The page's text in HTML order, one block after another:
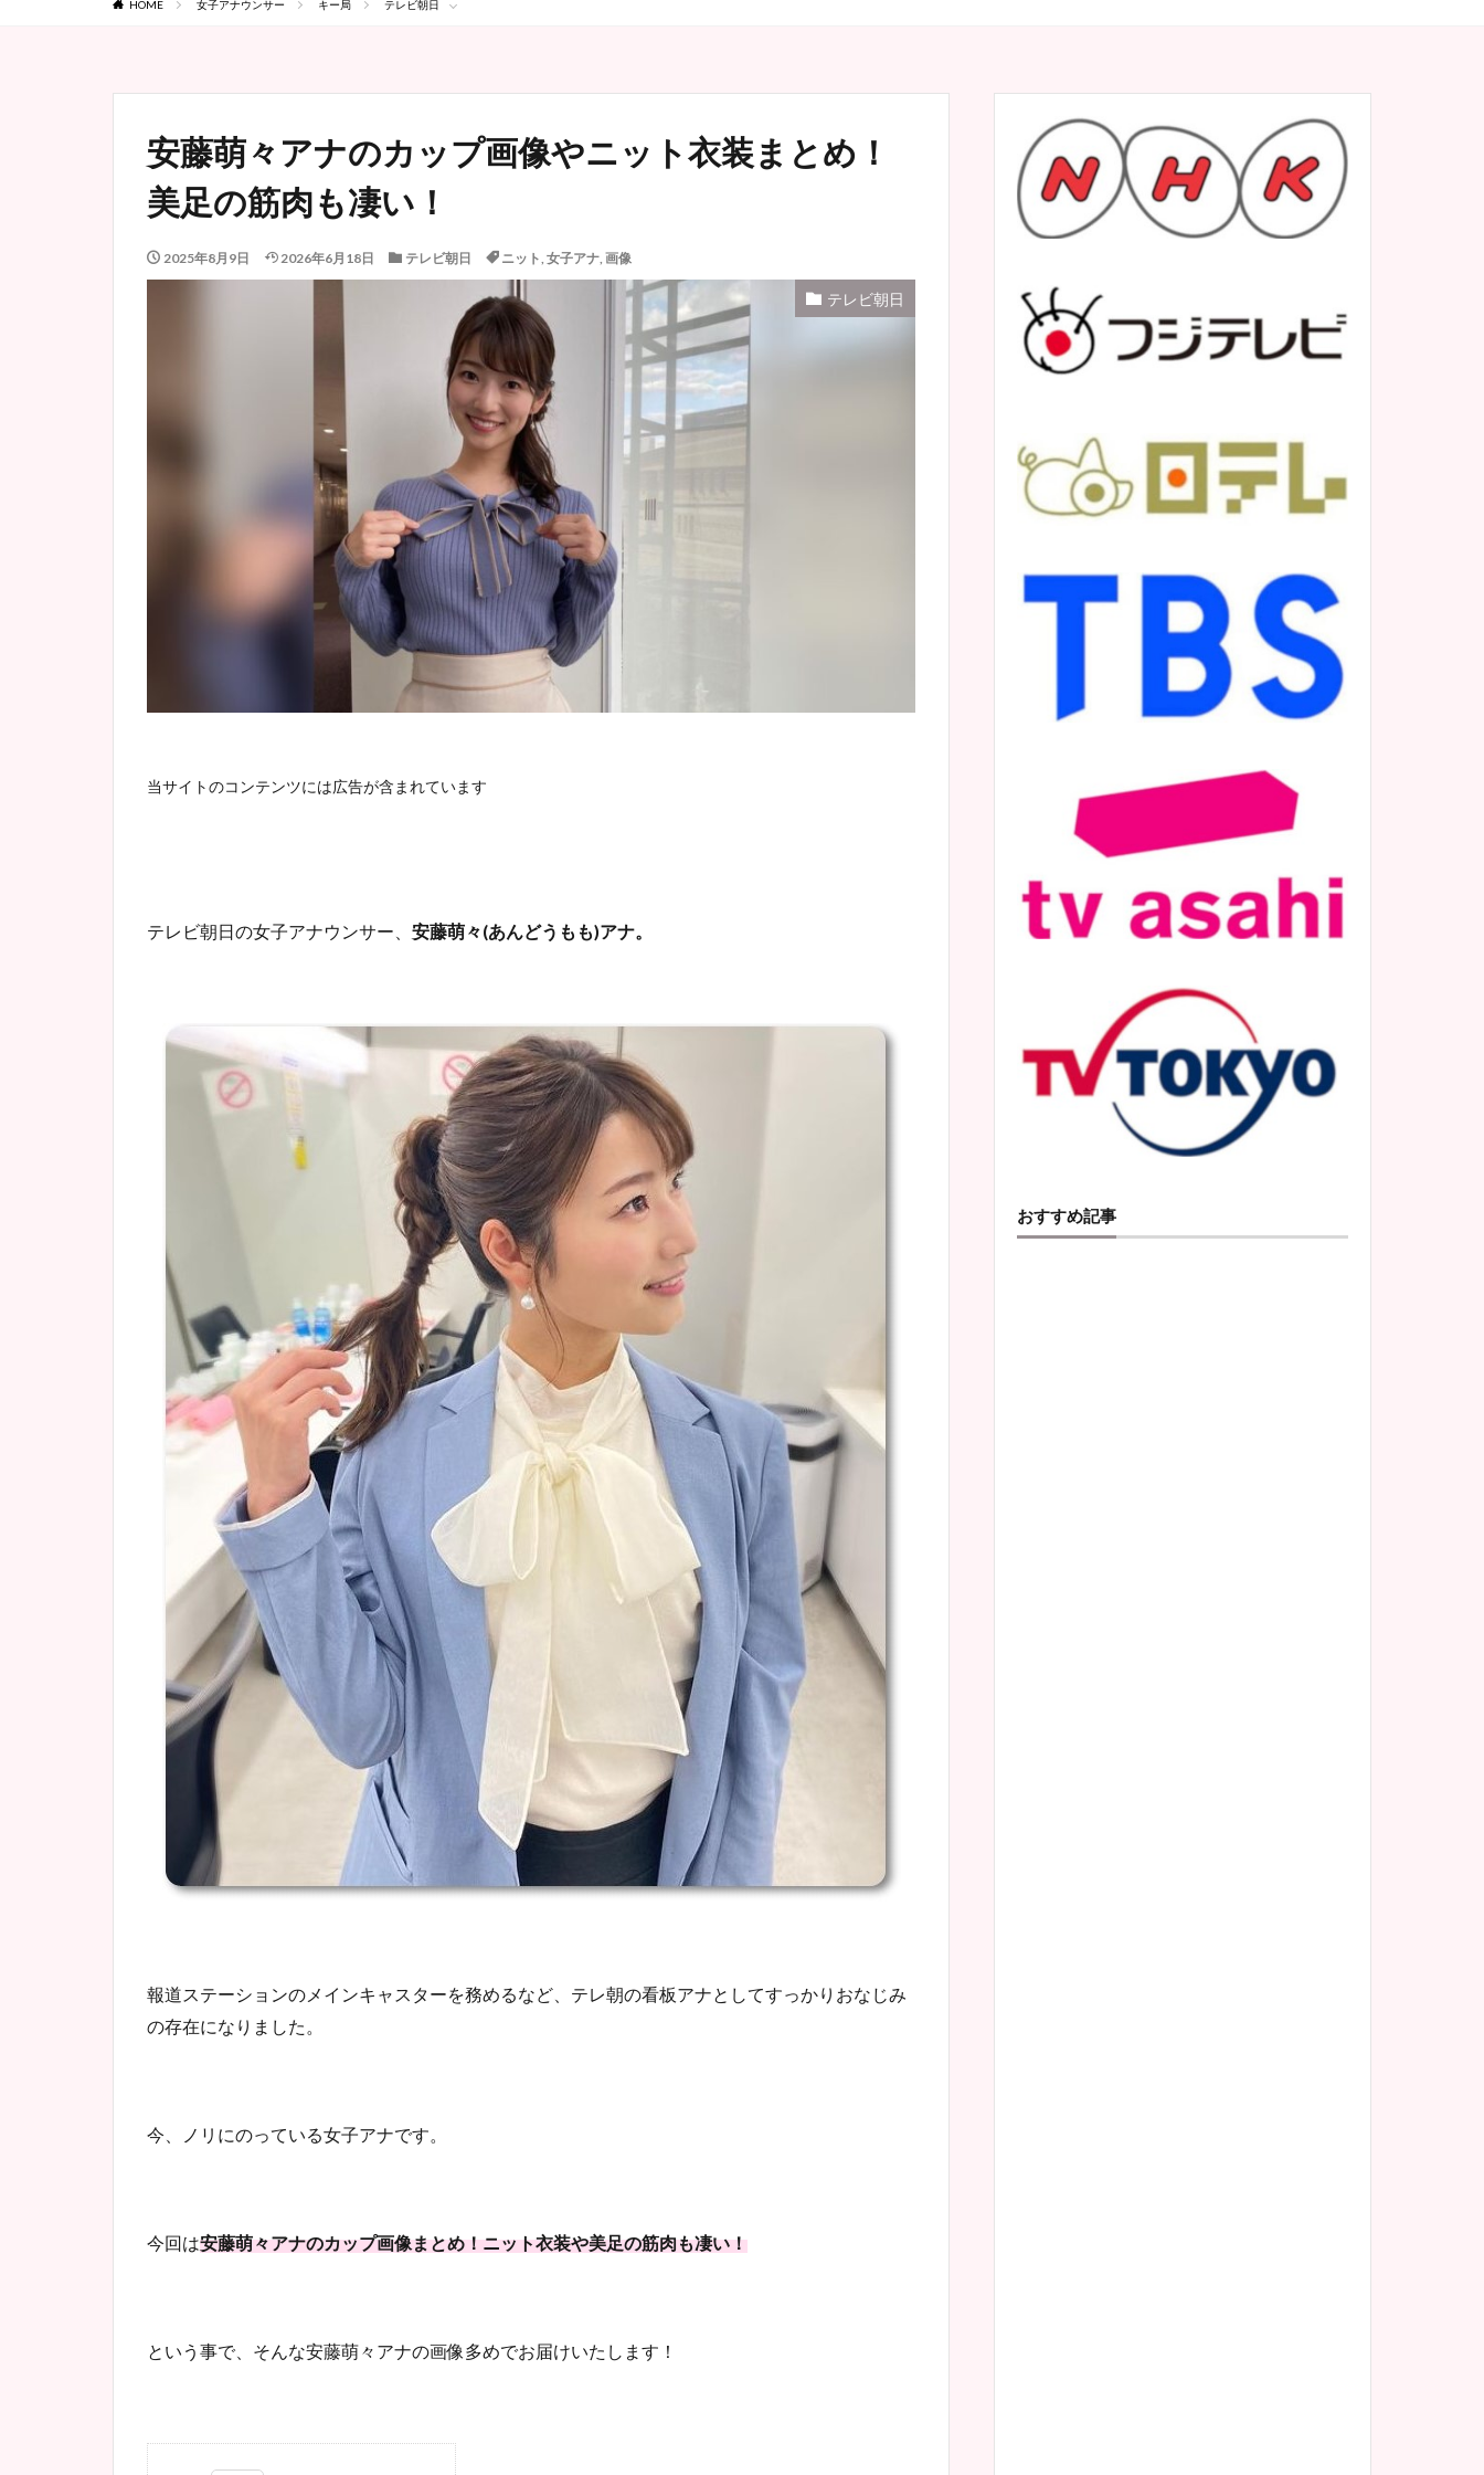
HOME 女子アナウンサー キー局 テレビ朝日
安藤萌々アナのカップ画像やニット衣装まとめ！
美足の筋肉も凄い！
2025年8月9日 2026年6月18日 テレビ朝日 ニット, 女子アナ, 画像
テレビ朝日
当サイトのコンテンツには広告が含まれています
テレビ朝日の女子アナウンサー、 安藤萌々(あんどうもも)アナ。
報道ステーションのメインキャスターを務めるなど、テレ朝の看板アナとしてすっかりおなじみ
の存在になりました。
今、ノリにのっている女子アナです。
今回は安藤萌々アナのカップ画像まとめ！ニット衣装や美足の筋肉も凄い！
という事で、そんな安藤萌々アナの画像多めでお届けいたします！
おすすめ記事